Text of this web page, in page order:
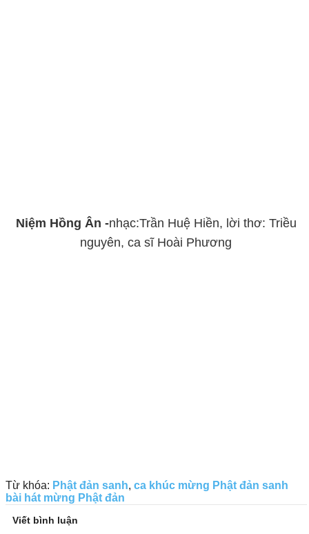
Niệm Hồng Ân -nhạc:Trần Huệ Hiền, lời thơ: Triều
nguyên, ca sĩ Hoài Phương
Từ khóa: Phật đản sanh, ca khúc mừng Phật đản sanh
bài hát mừng Phật đản
Viết bình luận